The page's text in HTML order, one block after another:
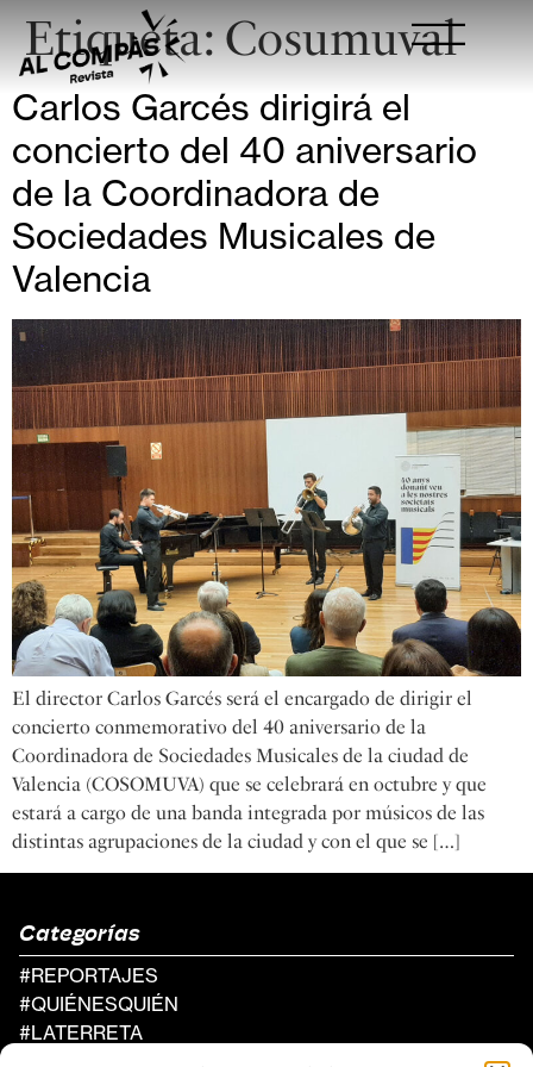
Etiqueta:Cosumuval
Carlos Garcés dirigirá el
concierto del 40 aniversario
de la Coordinadora de
Sociedades Musicales de
Valencia
El director Carlos Garcés será el encargado de dirigir el
concierto conmemorativo del 40 aniversario de la
Coordinadora de Sociedades Musicales de la ciudad de
Valencia (COSOMUVA) que se celebrará en octubre y que
estará a cargo de una banda integrada por músicos de las
distintas agrupaciones de la ciudad y con el que se […]
Categorías
#REPORTAJES
#QUIÉNESQUIÉN
#LATERRETA